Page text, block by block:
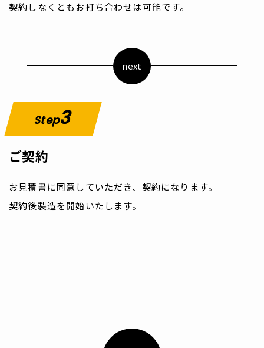
契約しなくともお打ち合わせは可能です。
next
Step3
ご契約
お見積書に同意していただき、契約になります。
契約後製造を開始いたします。